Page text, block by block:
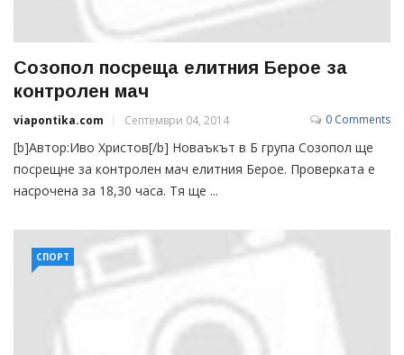
Созопол посреща елитния Берое за
контролен мач
viapontika.com Септември 04, 2014 0 Comments
[b]Автор:Иво Христов[/b] Новаъкът в Б група Созопол ще
посрещне за контролен мач елитния Берое. Проверката е
насрочена за 18,30 часа. Тя ще ...
СПОРТ